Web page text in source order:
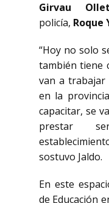
Girvau
policía, Roque
“Hoy no solo
también tiene
van a trabajar
en la
capacitar, se
prestar
sostuvo Jaldo.
En este
de Educación